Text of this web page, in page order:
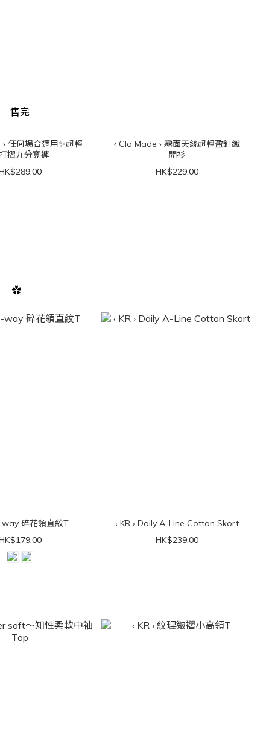
售完
摺九分寬褲
‹ Clo Made › 霧面天絲超輕盈針織
開衫
HK$229.00
✿
way 碎花領直紋T
‹ KR › Daily A-Line Cotton Skort
HK$239.00